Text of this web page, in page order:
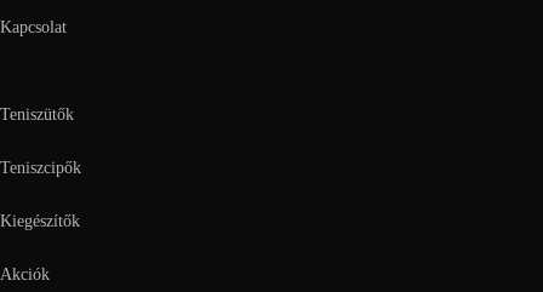
Kapcsolat
Teniszütők
Teniszcipők
Kiegészítők
Akciók